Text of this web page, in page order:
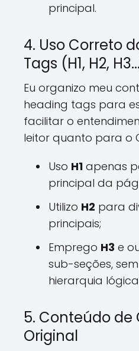
principal.
4. Uso Correto
Tags (H1, H2,
Eu organizo meu
heading tags para
facilitar o
leitor quanto para o
Uso H1 apenas
principal da
Utilizo H2 para
principais;
Emprego H3 e
sub-seções,
hierarquia
5. Conteúdo de
Original